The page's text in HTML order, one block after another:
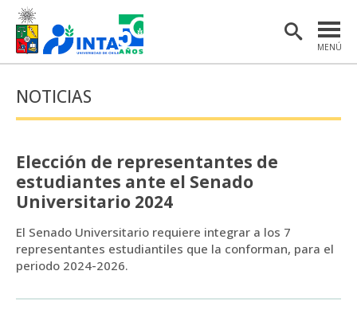
MENÚ
INSTITUTO
INVESTIGACIÓN
EXTENSIÓN Y COMUNICACIONES
MATERIAL DE INTERÉS
NOTICIAS
Elección de representantes de
estudiantes ante el Senado
Universitario 2024
El Senado Universitario requiere integrar a los 7
representantes estudiantiles que la conforman, para el
periodo 2024-2026.